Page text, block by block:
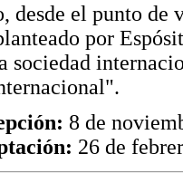
desde el punto de
por
sociedad
8 de
26 de